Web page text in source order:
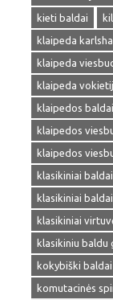
kieti baldai
klaipeda
klaipeda
klaipeda
klaipedos
klaipedos
klaipedos
klasikiniai baldai
klasikiniai
klasikiniai
klasikiniu baldu
kokybiški baldai
komutacinės